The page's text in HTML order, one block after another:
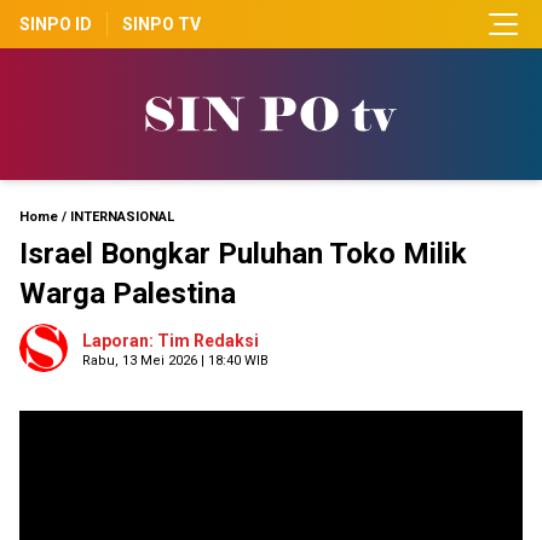
SINPO ID SINPO TV
Home / INTERNASIONAL
Israel Bongkar Puluhan Toko Milik
Warga Palestina
Laporan: Tim Redaksi
Rabu, 13 Mei 2026 | 18:40 WIB